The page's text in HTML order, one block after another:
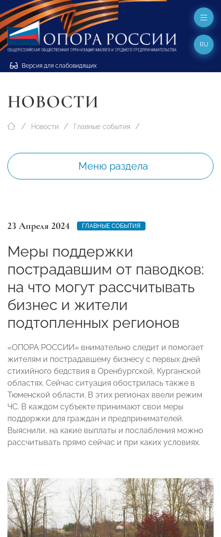
Версия для слабовидящих
RU
НОВОСТИ
Новости Главные события
Меню раздела
23 Апреля 2024 ГЛАВНЫЕ СОБЫТИЯ
Меры поддержки
пострадавшим от паводков:
на что могут рассчитывать
бизнес и жители
подтопленных регионов
«ОПОРА РОССИИ» внимательно следит и помогает
жителям и пострадавшему бизнесу с первых дней
стихийного бедствия в Оренбургской, Курганской
областях. Сейчас ситуация обострилась также в
Тюменской области. В этих регионах ввели режим
ЧС. В каждом субъекте принимают свои меры
поддержки для граждан и предпринимателей.
Выяснили, на какие выплаты и послабления можно
рассчитывать прямо сейчас и при каких условиях.